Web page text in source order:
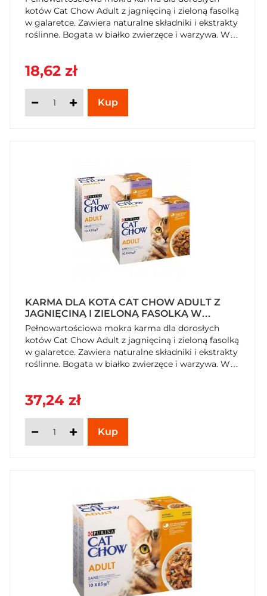
kotów Cat Chow Adult z jagnięciną i zieloną fasolką
w galaretce. Zawiera naturalne składniki i ekstrakty
roślinne. Bogata w białko zwierzęce i warzywa. W
18,62 zł
KARMA DLA KOTA CAT CHOW ADULT Z
JAGNIĘCINĄ I ZIELONĄ FASOLKĄ W
GALARETCE 850 G (10 X 85 G) X 2
OPAKOWANIA
Pełnowartościowa mokra karma dla dorosłych
kotów Cat Chow Adult z jagnięciną i zieloną fasolką
w galaretce. Zawiera naturalne składniki i ekstrakty
roślinne. Bogata w białko zwierzęce i warzywa. W
37,24 zł